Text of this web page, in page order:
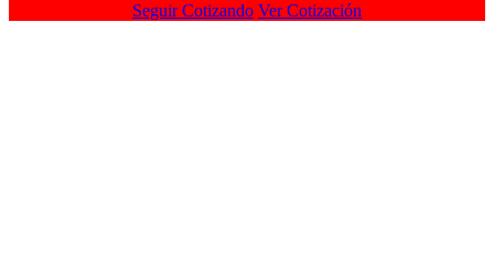
Seguir Cotizando Ver Cotización